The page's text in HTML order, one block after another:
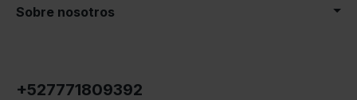
Sobre nosotros
+527771809392